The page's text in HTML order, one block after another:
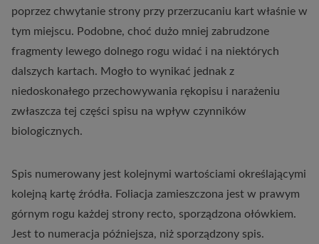
poprzez chwytanie strony przy przerzucaniu kart właśnie w
tym miejscu. Podobne, choć dużo mniej zabrudzone
fragmenty lewego dolnego rogu widać i na niektórych
dalszych kartach. Mogło to wynikać jednak z
niedoskonałego przechowywania rękopisu i narażeniu
zwłaszcza tej części spisu na wpływ czynników
biologicznych.
Spis numerowany jest kolejnymi wartościami określającymi
kolejną kartę źródła. Foliacja zamieszczona jest w prawym
górnym rogu każdej strony recto, sporządzona ołówkiem.
Jest to numeracja późniejsza, niż sporządzony spis.